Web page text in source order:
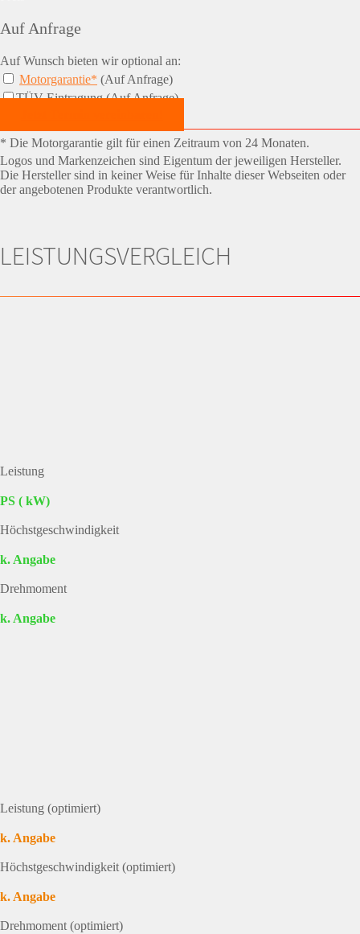
Auf Anfrage
Auf Wunsch bieten wir optional an:
Motorgarantie* (Auf Anfrage)
TÜV-Eintragung (Auf Anfrage)
* Die Motorgarantie gilt für einen Zeitraum von 24 Monaten.
Logos und Markenzeichen sind Eigentum der jeweiligen Hersteller.
Die Hersteller sind in keiner Weise für Inhalte dieser Webseiten oder
der angebotenen Produkte verantwortlich.
LEISTUNGSVERGLEICH
Leistung
PS ( kW)
Höchstgeschwindigkeit
k. Angabe
Drehmoment
k. Angabe
Leistung (optimiert)
k. Angabe
Höchstgeschwindigkeit (optimiert)
k. Angabe
Drehmoment (optimiert)